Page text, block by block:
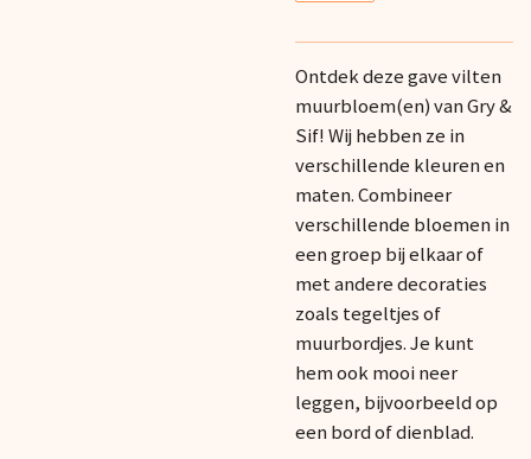
Ontdek deze gave vilten
muurbloem(en) van Gry &
Sif! Wij hebben ze in
verschillende kleuren en
maten. Combineer
verschillende bloemen in
een groep bij elkaar of
met andere decoraties
zoals tegeltjes of
muurbordjes. Je kunt
hem ook mooi neer
leggen, bijvoorbeeld op
een bord of dienblad.